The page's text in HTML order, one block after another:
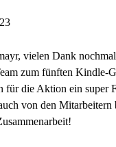
vielen Dank
zum fünften Kindle-
für die Aktion ein super
von den Mitarbeitern